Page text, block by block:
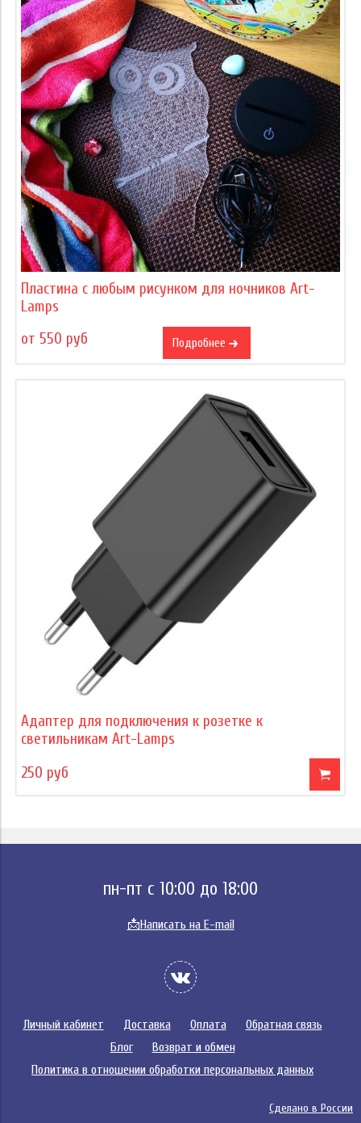
Пластина с любым рисунком для ночников Art-
Lamps
от 550 руб
Подробнее
Адаптер для подключения к розетке к
светильникам Art-Lamps
250 руб
пн-пт с 10:00 до 18:00
📩Написать на E-mail
Личный кабинет Доставка Оплата
Обратная связь
Блог
Возврат и обмен
Политика в отношении обработки персональных данных
Сделано в России